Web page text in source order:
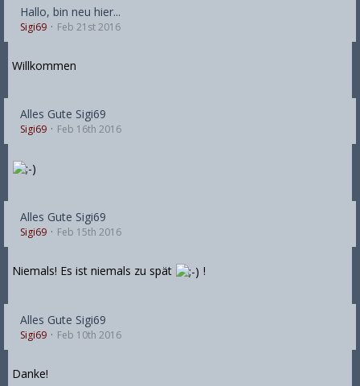
Hallo, bin neu hier...
Sigi69 Feb 21st 2016
Willkommen
Alles Gute Sigi69
Sigi69 Feb 16th 2016
Alles Gute Sigi69
Sigi69 Feb 15th 2016
Niemals! Es ist niemals zu spät !
Alles Gute Sigi69
Sigi69 Feb 10th 2016
Danke!